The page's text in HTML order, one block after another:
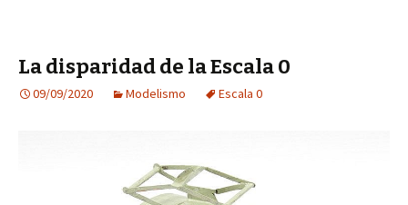
La disparidad de la Escala 0
09/09/2020 Modelismo Escala 0